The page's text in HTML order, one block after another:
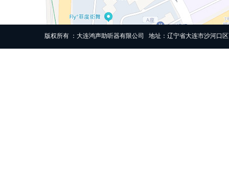
版权所有 ：大连鸿声助听器有限公司 地址：辽宁省大连市沙河口